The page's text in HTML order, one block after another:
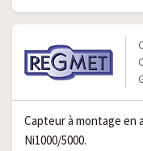
Capteur à montage en
Ni1000/5000.